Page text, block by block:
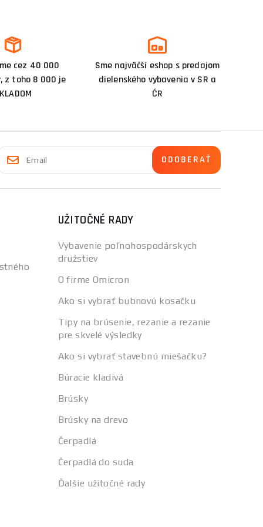
cez 40 000
z toho 8 000 je
Sme najväčší eshop s predajom
dielenského vybavenia v SR a
ČR
UŽITOČNÉ RADY
Vybavenie poľnohospodárskych
družstiev
O firme Omicron
Ako si vybrať bubnovú kosačku
Tipy na brúsenie, rezanie a rezanie
pre skvelé výsledky
Ako si vybrať stavebnú miešačku?
Búracie kladivá
Brúsky
Brúsky na drevo
Čerpadlá
Čerpadlá do suda
Ďalšie užitočné rady